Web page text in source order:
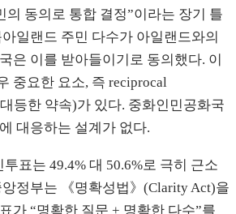
의 동의로 통합 결정”이라는 장기 틀
일랜드 주민 다수가 아일랜드와의
은 이를 받아들이기로 동의했다. 이
중요한 요소, 즉 reciprocal
등한 약속)가 있다. 중화인민공화국
대응하는 설계가 없다.
투표는 49.4% 대 50.6%로 극히 근소
정부는 《명확성법》(Clarity Act)을
가 “명확한 질문 + 명확한 다수”를